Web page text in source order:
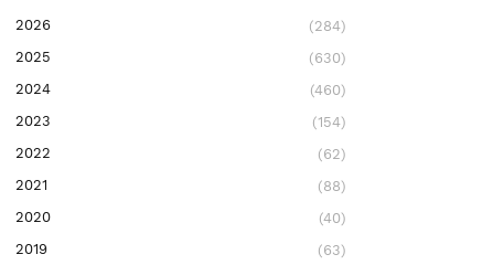
2026
(284)
2025
(630)
2024
(460)
2023
(154)
2022
(62)
2021
(88)
2020
(40)
2019
(63)